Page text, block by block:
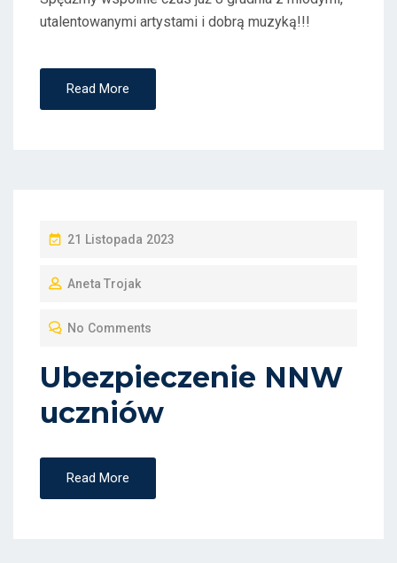
utalentowanymi artystami i dobrą muzyką!!!
Read More
P
S
O
N
21 Listopada 2023
Aneta Trojak
No Comments
Ubezpieczenie NNW
uczniów
Read More